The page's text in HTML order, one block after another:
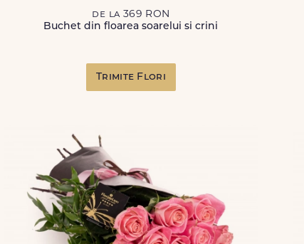
de la 369 RON
Buchet din floarea soarelui si crini
Trimite Flori